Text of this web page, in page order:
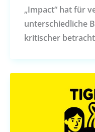
„Impact“ hat für
unterschiedliche
kritischer